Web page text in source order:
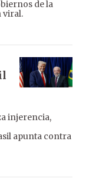
de la
viral.
injerencia,
apunta contra